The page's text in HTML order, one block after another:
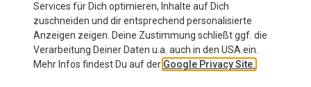
Services für Dich optimieren, Inhalte auf Dich
zuschneiden und dir entsprechend personalisierte
Anzeigen zeigen. Deine Zustimmung schließt ggf. die
Verarbeitung Deiner Daten u.a. auch in den USA ein.
Mehr Infos findest Du auf der Google Privacy Site.